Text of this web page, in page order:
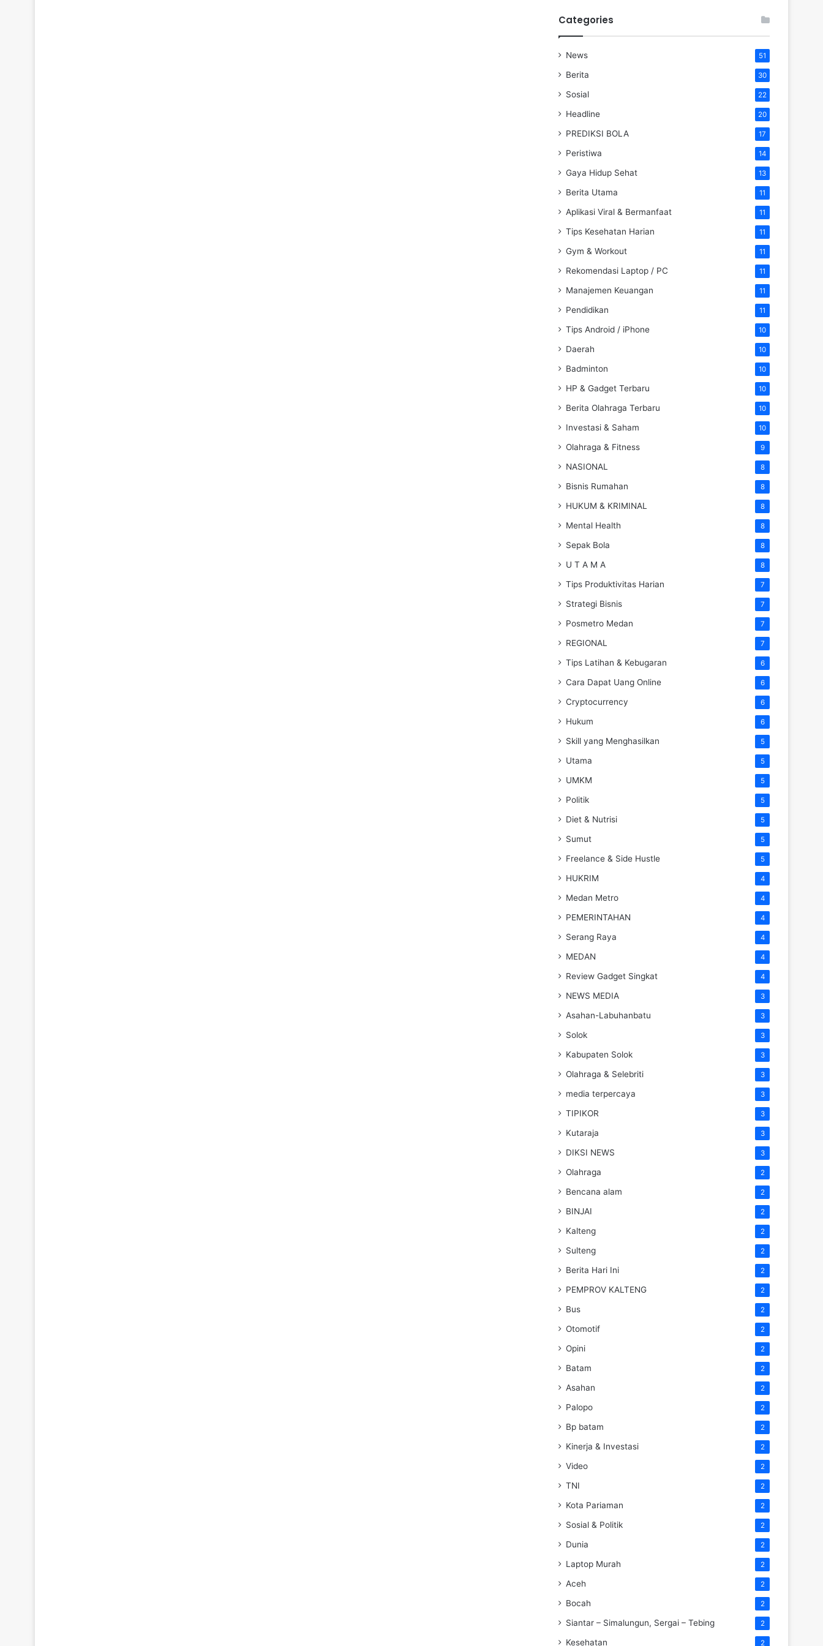
Categories
News 51
Berita 30
Sosial 22
Headline 20
PREDIKSI BOLA 17
Peristiwa 14
Gaya Hidup Sehat 13
Berita Utama 11
Aplikasi Viral & Bermanfaat 11
Tips Kesehatan Harian 11
Gym & Workout 11
Rekomendasi Laptop / PC 11
Manajemen Keuangan 11
Pendidikan 11
Tips Android / iPhone 10
Daerah 10
Badminton 10
HP & Gadget Terbaru 10
Berita Olahraga Terbaru 10
Investasi & Saham 10
Olahraga & Fitness 9
NASIONAL 8
Bisnis Rumahan 8
HUKUM & KRIMINAL 8
Mental Health 8
Sepak Bola 8
U T A M A 8
Tips Produktivitas Harian 7
Strategi Bisnis 7
Posmetro Medan 7
REGIONAL 7
Tips Latihan & Kebugaran 6
Cara Dapat Uang Online 6
Cryptocurrency 6
Hukum 6
Skill yang Menghasilkan 5
Utama 5
UMKM 5
Politik 5
Diet & Nutrisi 5
Sumut 5
Freelance & Side Hustle 5
HUKRIM 4
Medan Metro 4
PEMERINTAHAN 4
Serang Raya 4
MEDAN 4
Review Gadget Singkat 4
NEWS MEDIA 3
Asahan-Labuhanbatu 3
Solok 3
Kabupaten Solok 3
Olahraga & Selebriti 3
media terpercaya 3
TIPIKOR 3
Kutaraja 3
DIKSI NEWS 3
Olahraga 2
Bencana alam 2
BINJAI 2
Kalteng 2
Sulteng 2
Berita Hari Ini 2
PEMPROV KALTENG 2
Bus 2
Otomotif 2
Opini 2
Batam 2
Asahan 2
Palopo 2
Bp batam 2
Kinerja & Investasi 2
Video 2
TNI 2
Kota Pariaman 2
Sosial & Politik 2
Dunia 2
Laptop Murah 2
Aceh 2
Bocah 2
Siantar – Simalungun, Sergai – Tebing 2
Kesehatan 2